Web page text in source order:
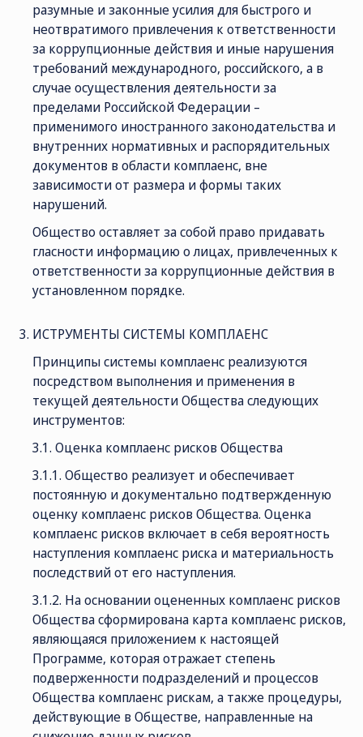
разумные и законные усилия для быстрого и
неотвратимого привлечения к ответственности
за коррупционные действия и иные нарушения
требований международного, российского, а в
случае осуществления деятельности за
пределами Российской Федерации –
применимого иностранного законодательства и
внутренних нормативных и распорядительных
документов в области комплаенс, вне
зависимости от размера и формы таких
нарушений.
Общество оставляет за собой право придавать
гласности информацию о лицах, привлеченных к
ответственности за коррупционные действия в
установленном порядке.
ИСТРУМЕНТЫ СИСТЕМЫ КОМПЛАЕНС
Принципы системы комплаенс реализуются
посредством выполнения и применения в
текущей деятельности Общества следующих
инструментов:
3.1. Оценка комплаенс рисков Общества
3.1.1. Общество реализует и обеспечивает
постоянную и документально подтвержденную
оценку комплаенс рисков Общества. Оценка
комплаенс рисков включает в себя вероятность
наступления комплаенс риска и материальность
последствий от его наступления.
3.1.2. На основании оцененных комплаенс рисков
Общества сформирована карта комплаенс рисков,
являющаяся приложением к настоящей
Программе, которая отражает степень
подверженности подразделений и процессов
Общества комплаенс рискам, а также процедуры,
действующие в Обществе, направленные на